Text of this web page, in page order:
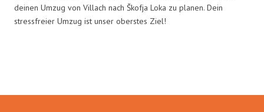
deinen Umzug von Villach nach Škofja Loka zu planen. Dein
stressfreier Umzug ist unser oberstes Ziel!